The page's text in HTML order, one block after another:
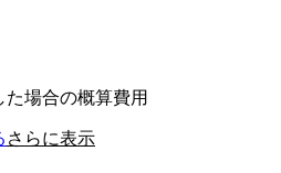
場合の概算費用
さらに表示